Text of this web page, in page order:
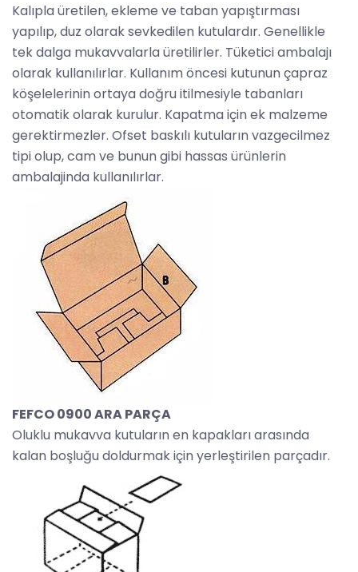
Kalıpla üretilen, ekleme ve taban yapıştırması
yapılıp, duz olarak sevkedilen kutulardır. Genellikle
tek dalga mukavvalarla üretilirler. Tüketici ambalajı
olarak kullanılırlar. Kullanım öncesi kutunun çapraz
köşelelerinin ortaya doğru itilmesiyle tabanları
otomatik olarak kurulur. Kapatma için ek malzeme
gerektirmezler. Ofset baskılı kutuların vazgecilmez
tipi olup, cam ve bunun gibi hassas ürünlerin
ambalajinda kullanılırlar.
FEFCO 0900 ARA PARÇA
Oluklu mukavva kutuların en kapakları arasında
kalan boşluğu doldurmak için yerleştirilen parçadır.